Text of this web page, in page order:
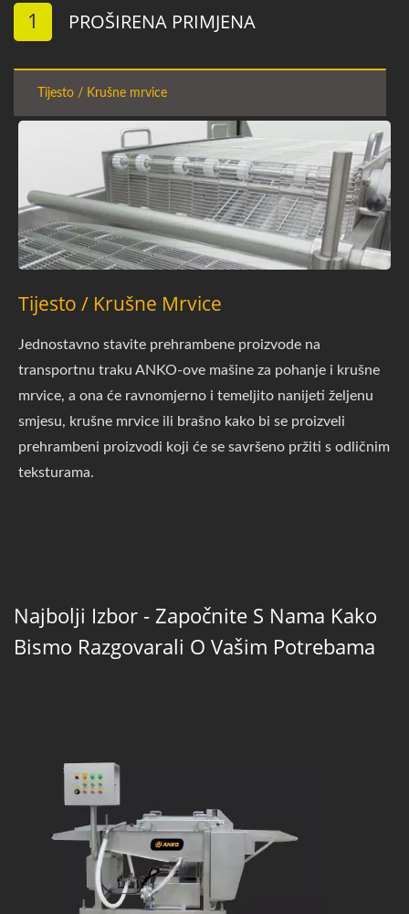
1 PROŠIRENA PRIMJENA
Tijesto / Krušne mrvice
Tijesto / Krušne Mrvice
Jednostavno stavite prehrambene proizvode na
transportnu traku ANKO-ove mašine za pohanje i krušne
mrvice, a ona će ravnomjerno i temeljito nanijeti željenu
smjesu, krušne mrvice ili brašno kako bi se proizveli
prehrambeni proizvodi koji će se savršeno pržiti s odličnim
teksturama.
Najbolji Izbor - Započnite S Nama Kako
Bismo Razgovarali O Vašim Potrebama